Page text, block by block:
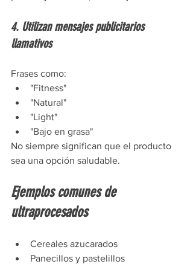
4. Utilizan mensajes publicitarios
llamativos
Frases como:
"Fitness"
"Natural"
"Light"
"Bajo en grasa"
No siempre significan que el producto
sea una opción saludable.
Ejemplos comunes de
ultraprocesados
Cereales azucarados
Panecillos y pastelillos